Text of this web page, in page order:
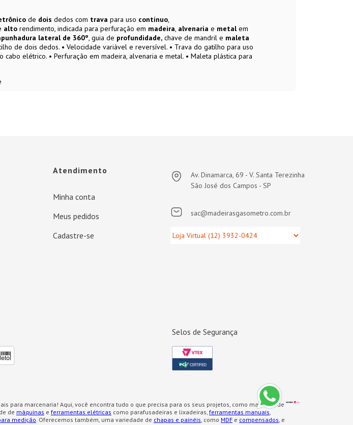
de dois dedos com trava para uso contínuo,
alto rendimento, indicada para perfuração em madeira, alvenaria e metalem
lateral de 360º, guia de profundidade, chave de mandril e maleta
de dois dedos. • Velocidade variável e reversível. • Trava do gatilho para uso
elétrico. • Perfuração em madeira, alvenaria e metal. • Maleta plástica para
Atendimento
Minha conta
Meus pedidos
Cadastre-se
Av. Dinamarca, 69 - V. Santa Terezinha
São José dos Campos - SP
sac@madeirasgasometro.com.br
Selos de Segurança
para marcenaria! Aqui, você encontra tudo o que precisa para os seus projetos, como materiais de
de máquinas e ferramentas elétricas como parafusadeiras e lixadeiras, ferramentas manuais,
medição. Oferecemos também, uma variedade de chapas e painéis, como MDF e compensados, e